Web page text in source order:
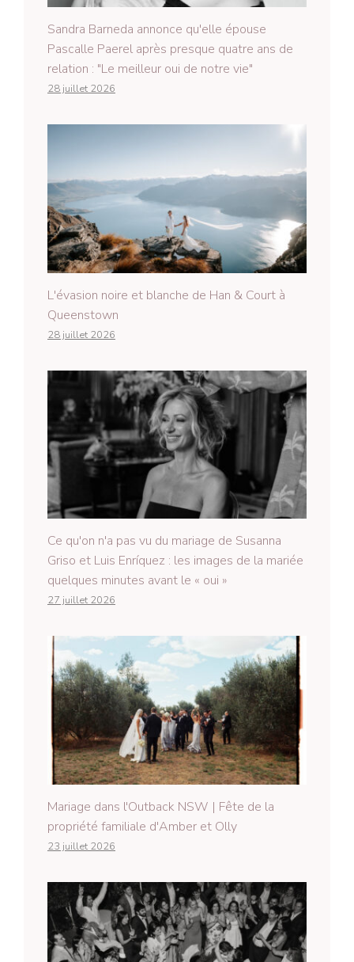
Sandra Barneda annonce qu'elle épouse
Pascalle Paerel après presque quatre ans de
relation : "Le meilleur oui de notre vie"
28 juillet 2026
L'évasion noire et blanche de Han & Court à
Queenstown
28 juillet 2026
Ce qu'on n'a pas vu du mariage de Susanna
Griso et Luis Enríquez : les images de la mariée
quelques minutes avant le « oui »
27 juillet 2026
Mariage dans l'Outback NSW | Fête de la
propriété familiale d'Amber et Olly
23 juillet 2026